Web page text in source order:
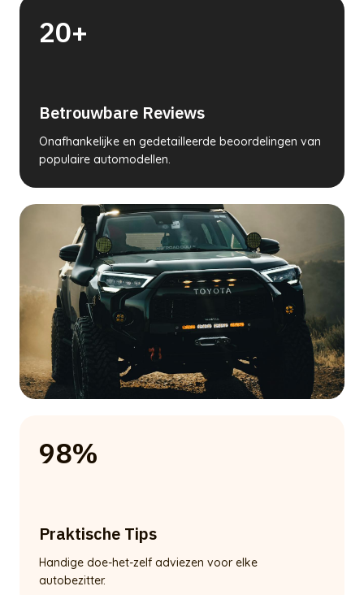
20+
Betrouwbare Reviews
Onafhankelijke en gedetailleerde beoordelingen van
populaire automodellen.
98%
Praktische Tips
Handige doe-het-zelf adviezen voor elke
autobezitter.